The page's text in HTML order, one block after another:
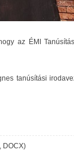
az ÉMI
tanúsítási
DOCX)